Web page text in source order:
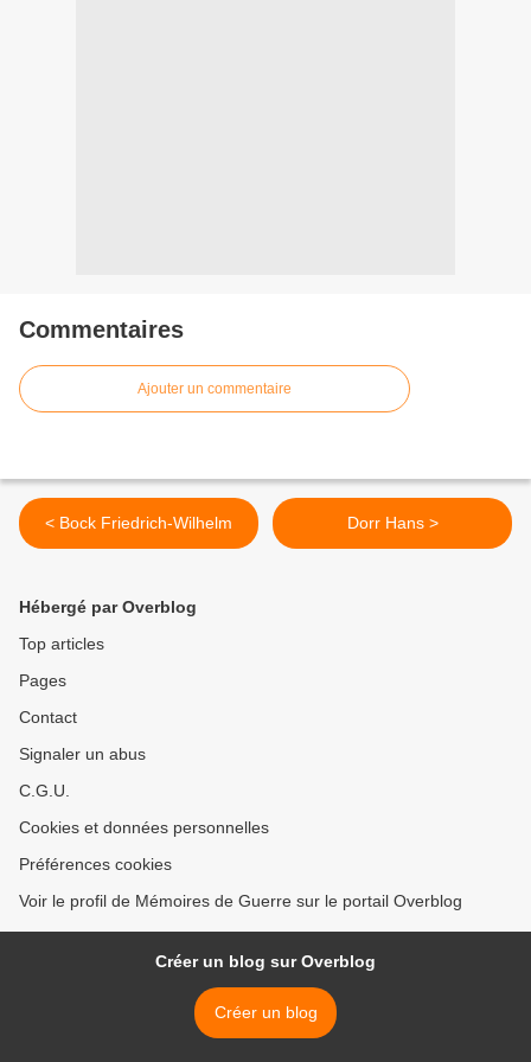
Commentaires
Ajouter un commentaire
< Bock Friedrich-Wilhelm Dorr Hans >
Hébergé par Overblog
Top articles
Pages
Contact
Signaler un abus
C.G.U.
Cookies et données personnelles
Préférences cookies
Voir le profil de Mémoires de Guerre sur le portail Overblog
Créer un blog sur Overblog
Créer un blog